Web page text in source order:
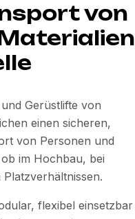
von
Gerüstlifte von
einen sicheren,
von Personen und
im Hochbau, bei
flexibel einsetzbar